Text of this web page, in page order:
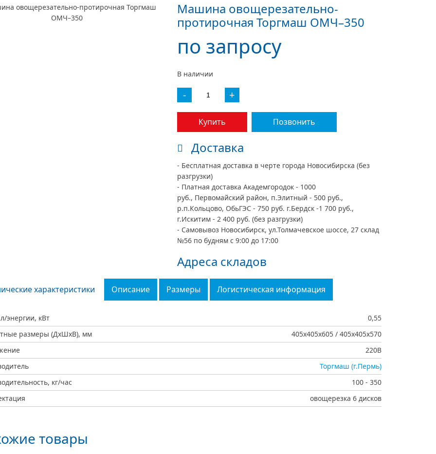
Машина овощерезательно-
протирочная Торгмаш ОМЧ–350
по запросу
В наличии
- +
Купить Позвонить
Доставка
- Бесплатная доставка в черте города Новосибирска (без
разгрузки)
- Платная доставка Академгородок - 1000
руб., Первомайский район, п.Элитный - 500 руб.,
р.п.Кольцово, ОбьГЭС - 750 руб. г.Бердск -1 700 руб.,
г.Искитим - 2 400 руб. (без разгрузки)
- Самовывоз Новосибирск, ул.Толмачевское шоссе, 27 склад
№56 по будням с 9:00 до 17:00
Адреса складов
характеристики Описание Размеры Логистическая информация
энергии, кВт
0,55
размеры (ДхШхВ), мм
405х405х605 / 405х405х570
220В
Торгмаш (г.Пермь)
кг/час
100 - 350
овощерезка 6 дисков
товары